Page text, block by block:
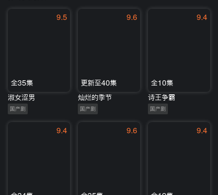
9.5
全35集
淑女涩男
国产剧
9.6
更新至40集
灿烂的季节
国产剧
9.4
全10集
诗王争霸
国产剧
9.4 9.6 9.4